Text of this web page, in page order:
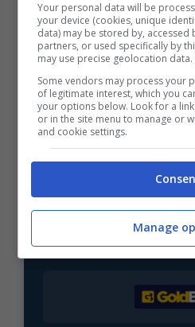
BONUS SPORTBET:
Bonus 50€ senza
bonus rimborso sul
Your personal data will be
your device (cookies, unique
data) may be stored by, accessed
partners, or used specifically by
may use precise geolocation data.
Some vendors may process your
of legitimate interest, which you
your options below. Look for a
or in the site menu to manage or
and cookie settings.
Manage